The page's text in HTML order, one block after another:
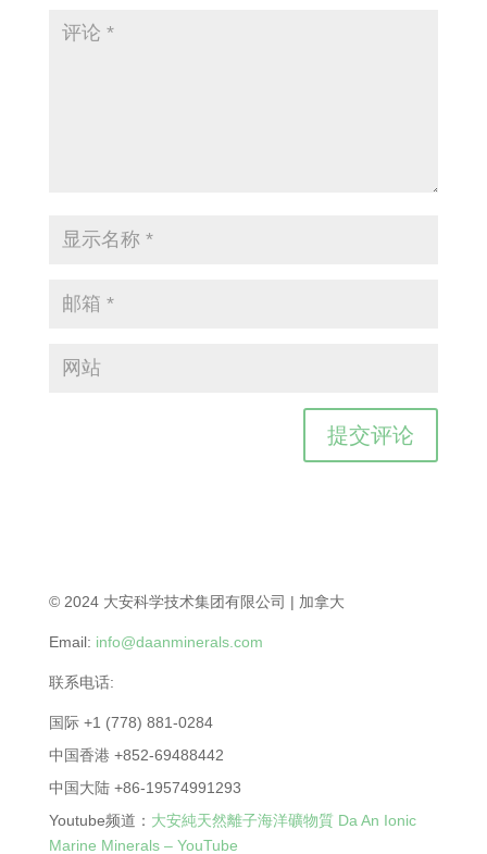
© 2024 大安科学技术集团有限公司 | 加拿大
Email: info@daanminerals.com
联系电话:
国际 +1 (778) 881-0284
中国香港 +852-69488442
中国大陆 +86-19574991293
Youtube频道： 大安純天然離子海洋礦物質 Da An Ionic
Marine Minerals – YouTube